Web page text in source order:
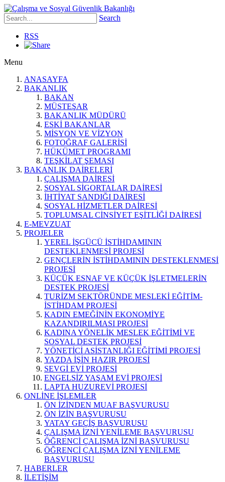
Search
RSS
Menu
ANASAYFA
BAKANLIK
BAKAN
MÜSTEŞAR
BAKANLIK MÜDÜRÜ
ESKİ BAKANLAR
MİSYON VE VİZYON
FOTOĞRAF GALERİSİ
HÜKÜMET PROGRAMI
TEŞKİLAT ŞEMASI
BAKANLIK DAİRELERİ
ÇALIŞMA DAİRESİ
SOSYAL SİGORTALAR DAİRESİ
İHTİYAT SANDIĞI DAİRESİ
SOSYAL HİZMETLER DAİRESİ
TOPLUMSAL CİNSİYET EŞİTLİĞİ DAİRESİ
E-MEVZUAT
PROJELER
YEREL İŞGÜCÜ İSTİHDAMININ
DESTEKLENMESİ PROJESİ
GENÇLERİN İSTİHDAMININ DESTEKLENMESİ
PROJESİ
KÜÇÜK ESNAF VE KÜÇÜK İŞLETMELERİN
DESTEK PROJESİ
TURİZM SEKTÖRÜNDE MESLEKİ EĞİTİM-
İSTİHDAM PROJESİ
KADIN EMEĞİNİN EKONOMİYE
KAZANDIRILMASI PROJESİ
KADINA YÖNELİK MESLEK EĞİTİMİ VE
SOSYAL DESTEK PROJESİ
YÖNETİCİ ASİSTANLIĞI EĞİTİMİ PROJESİ
YAZDA İŞİN HAZIR PROJESİ
SEVGİ EVİ PROJESİ
ENGELSİZ YAŞAM EVİ PROJESİ
LAPTA HUZUREVİ PROJESİ
ONLİNE İŞLEMLER
ÖN İZİNDEN MUAF BAŞVURUSU
ÖN İZİN BAŞVURUSU
YATAY GEÇİŞ BAŞVURUSU
ÇALIŞMA İZNİ YENİLEME BAŞVURUSU
ÖĞRENCİ ÇALIŞMA İZNİ BAŞVURUSU
ÖĞRENCİ ÇALIŞMA İZNİ YENİLEME
BAŞVURUSU
HABERLER
İLETİŞİM